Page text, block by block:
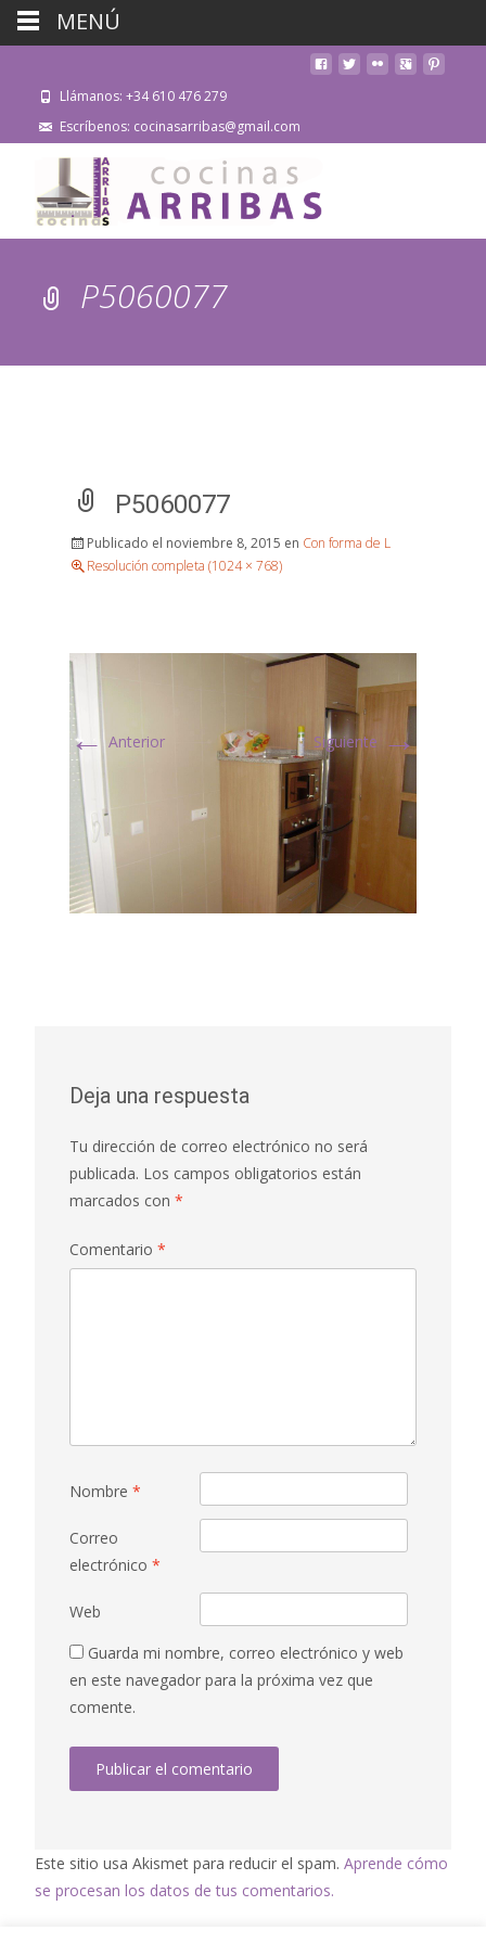
Llámanos: +34 610 476 279
Escríbenos: cocinasarribas@gmail.com
P5060077
P5060077
Publicado el noviembre 8, 2015 en Con forma de L
Resolución completa (1024 × 768)
←Anterior Siguiente →
Deja una respuesta
Tu dirección de correo electrónico no será
publicada. Los campos obligatorios están
marcados con *
Comentario *
Nombre *
Correo
electrónico *
Web
Guarda mi nombre, correo electrónico y web
en este navegador para la próxima vez que
comente.
Este sitio usa Akismet para reducir el spam. Aprende cómo
se procesan los datos de tus comentarios.
MENÚ